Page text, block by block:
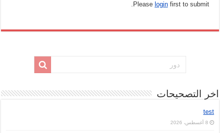
Please loginfirst to submit.
اخر التصحيحات
test
8 أغسطس، 2026